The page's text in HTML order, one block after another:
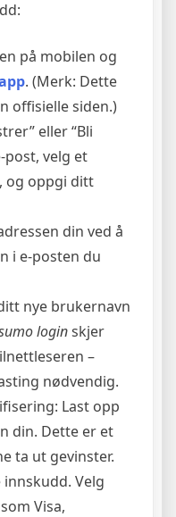
på mobilen og
. (Merk: Dette
offisielle siden.)
eller “Bli
post, velg et
og oppgi ditt
din ved å
i e-posten du
nye brukernavn
loginskjer
–
nødvendig.
Last opp
din. Dette er et
ta ut gevinster.
Velg
Visa,